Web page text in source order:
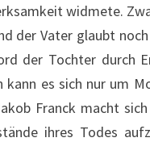
widmete.
der Vater glaubt
der Tochter durch
kann es sich nur um
Franck macht
ihres Todes